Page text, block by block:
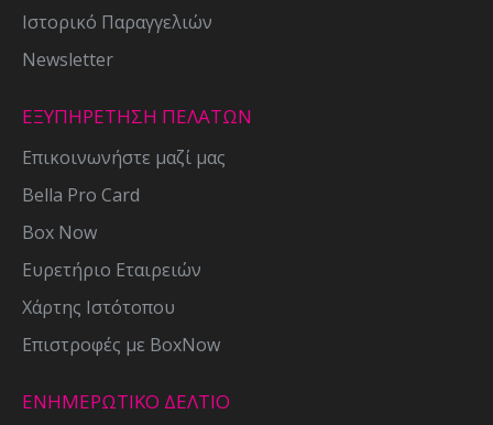
Ιστορικό Παραγγελιών
Newsletter
ΕΞΥΠΗΡΕΤΗΣΗ ΠΕΛΑΤΩΝ
Επικοινωνήστε μαζί μας
Bella Pro Card
Box Now
Ευρετήριο Εταιρειών
Χάρτης Ιστότοπου
Επιστροφές με BoxNow
ΕΝΗΜΕΡΩΤΙΚΌ ΔΕΛΤΊΟ